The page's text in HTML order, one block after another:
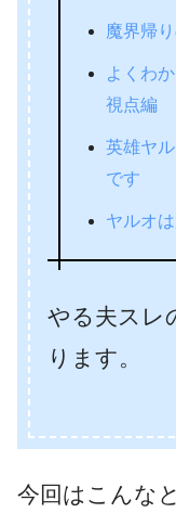
魔界帰
よくわ
視点編
英雄ヤ
です
ヤルオ
やる夫スレ
ります。
今回はこんな